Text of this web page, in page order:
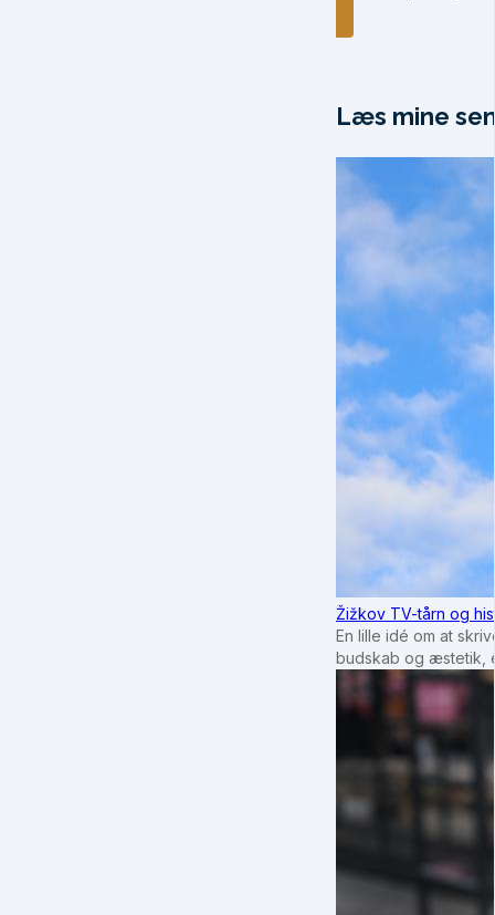
Læs mine
Žižkov TV-tårn og
En lille idé om at
budskab og æstetik,